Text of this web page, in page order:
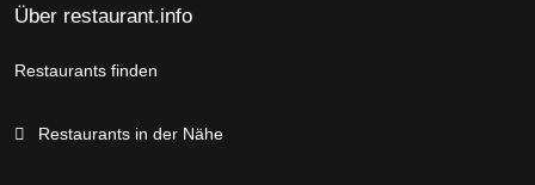
Über restaurant.info
Restaurants finden
Restaurants in der Nähe